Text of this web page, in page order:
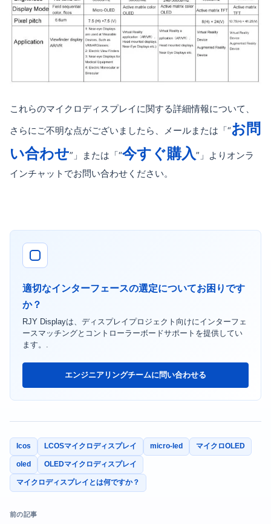
これらのマイクロディスプレイに関する詳細情報について、
さらにご不明な点がございましたら、メールまたは「“お問
い合わせ”」または「“今すぐ購入”」よりオンラ
インチャットでお問い合わせください。
適切なインターフェースの選定についてお困りです
か？
RJY Displayは、ディスプレイプロジェクト向けにインターフェ
ースマッチングとコントローラーボードサポートを提供してい
ます。.
エンジニアリングチームに問い合わせる
lcos LCOSマイクロディスプレイ micro-led マイクロOLED
oled OLEDマイクロディスプレイ
マイクロディスプレイとは何ですか？
前の記事